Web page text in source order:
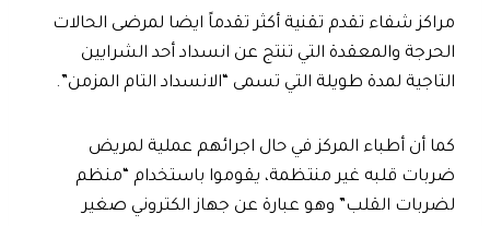
مراكز شفاء تقدم تقنية أكثر تقدماً ايضا لمرضى الحالات
الحرجة والمعقدة التي تنتج عن انسداد أحد الشرايين
التاجية لمدة طويلة التي تسمى “الانسداد التام المزمن”.
كما أن أطباء المركز في حال اجرائهم عملية لمريض
ضربات قلبه غير منتظمة، يقوموا باستخدام “منظم
لضربات القلب” وهو عبارة عن جهاز الكتروني صغير